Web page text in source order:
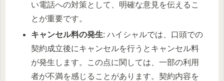
い電話への対策として、明確な意見を伝えるこ
とが重要です。
キャンセル料の発生: ハイシャルでは、口頭での
契約成立後にキャンセルを行うとキャンセル料
が発生します。この点に関しては、一部の利用
者が不満を感じることがあります。契約内容を